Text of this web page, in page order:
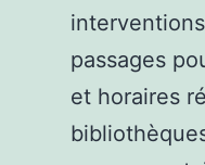
passages
et horaires